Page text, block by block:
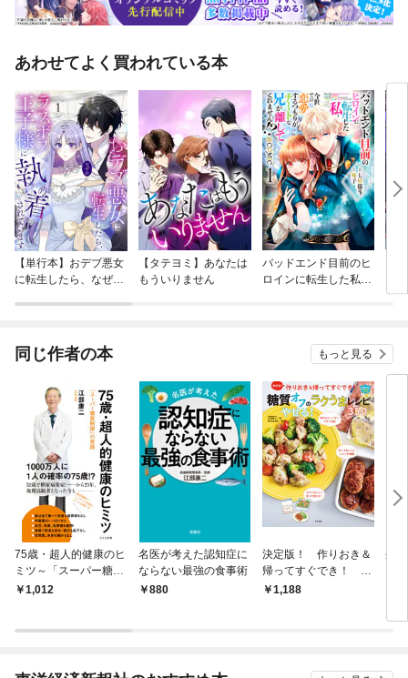
あわせてよく買われている本
【単行本】おデブ悪女
に転生したら、なぜか
【タテヨミ】あなたは
もういりません
バッドエンド目前のヒ
ロインに転生した私、
同じ作者の本 もっと見る
75歳・超人的健康のヒ
ミツ～「スーパー糖質
制限」の実践～
1,012
名医が考えた認知症に
ならない最強の食事術
880
決定版！ 作りおき＆
帰ってすぐでき！ 糖
質オフのやせる！ラク
1,188
外